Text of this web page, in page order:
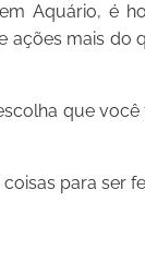
Aquário, é
ações mais
que
para ser